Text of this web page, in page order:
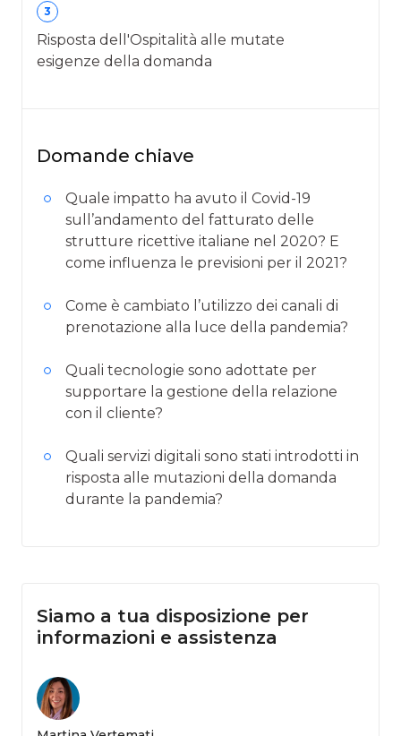
3
Risposta dell'Ospitalità alle mutate
esigenze della domanda
Domande chiave
Quale impatto ha avuto il Covid-19
sull’andamento del fatturato delle
strutture ricettive italiane nel 2020? E
come influenza le previsioni per il 2021?
Come è cambiato l’utilizzo dei canali di
prenotazione alla luce della pandemia?
Quali tecnologie sono adottate per
supportare la gestione della relazione
con il cliente?
Quali servizi digitali sono stati introdotti in
risposta alle mutazioni della domanda
durante la pandemia?
Siamo a tua disposizione per
informazioni e assistenza